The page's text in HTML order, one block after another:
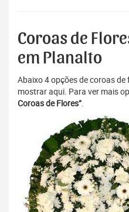
Coroas de
em Planalto
Abaixo 4 opções de coroas
mostrar aqui. Para ver mais
Coroas de Flores”.